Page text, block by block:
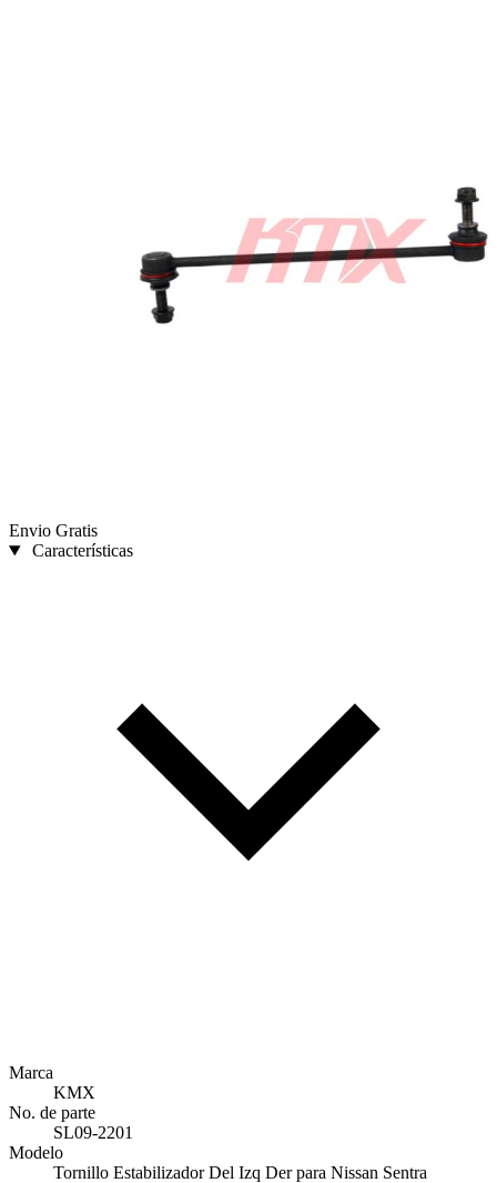
Envio Gratis
Características
Marca
KMX
No. de parte
SL09-2201
Modelo
Tornillo Estabilizador Del Izq Der para Nissan Sentra